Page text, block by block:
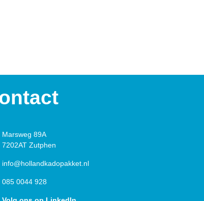
Marsweg 89A
7202AT Zutphen
info@hollandkadopakket.nl
085 0044 928